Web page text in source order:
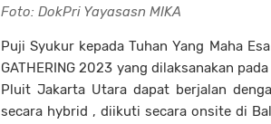
Foto: DokPri Yayasasn MIKA
Puji Syukur kepada Tuhan Yang Maha
GATHERING 2023 yang dilaksanakan
Pluit Jakarta Utara dapat berjalan
secara hybrid , diikuti secara onsite di